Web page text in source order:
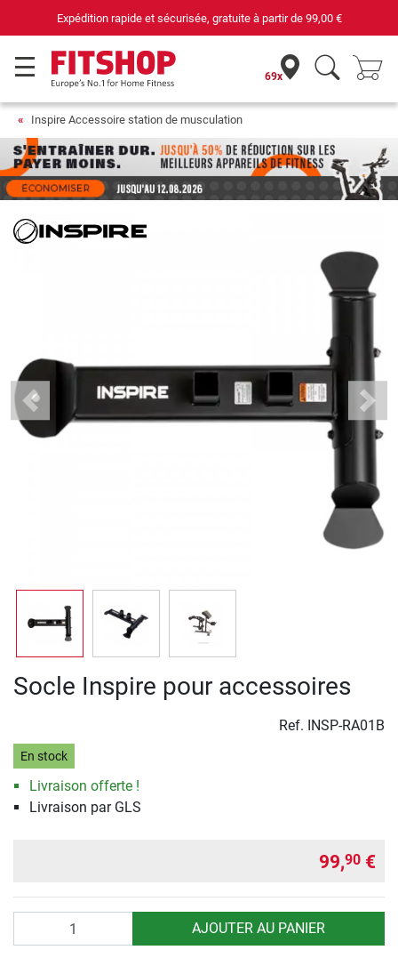
Expédition rapide et sécurisée, gratuite à partir de 99,00 €
69x
Inspire Accessoire station de musculation
Previous Next
Socle Inspire pour accessoires
Ref. INSP-RA01B
En stock
Livraison offerte !
Livraison par GLS
99,90 €
AJOUTER AU PANIER